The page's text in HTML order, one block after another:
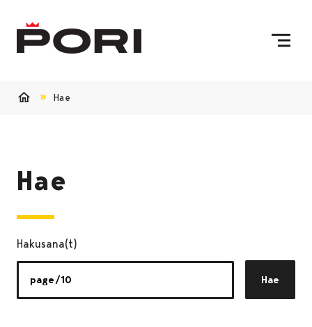
Hae
Hae
Hakusana(t)
Hae